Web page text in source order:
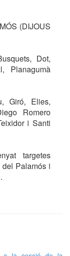
(DIJOUS
Dot,
Planagumà
Giró, Elies,
Romero
i Santi
targetes
Palamós i